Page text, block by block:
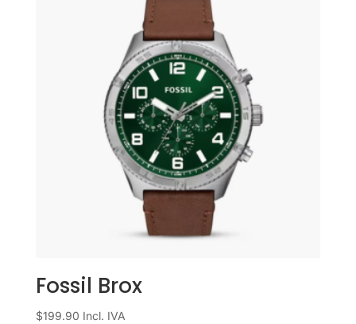
Fossil Brox
$199.90 Incl. IVA